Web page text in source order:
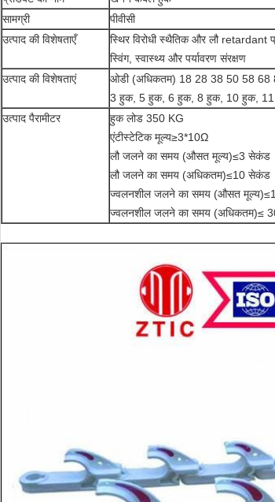
सामग्री
पीवीसी
उत्पाद की विशेषताएँ
स्थिर विरोधी स्थैतिक और लौ retardant
स्विंग, स्वास्थ्य और पर्यावरण संरक्षण
उत्पाद की विशेषताएं
ओडी (अधिकतम) 18 28 38 50 58 68
3 हुक, 5 हुक, 6 हुक, 8 हुक, 10 हुक, 11
उत्पाद पैरामीटर
हुक लोड 350 KG
एंटीस्टेटिक मूल्य≥3*10Ω
लौ जलने का समय (औसत मूल्य)≤3 सेकंड
लौ जलने का समय (अधिकतम)≤10 सेकंड
ज्वलनशील जलने का समय (औसत
ज्वलनशील जलने का समय (अधिकतम)≤